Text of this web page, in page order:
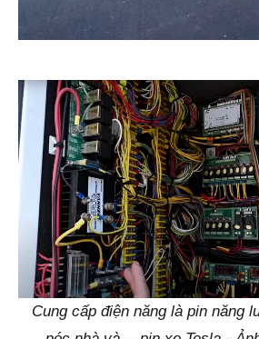
Cung cấp điện năng là pin năng